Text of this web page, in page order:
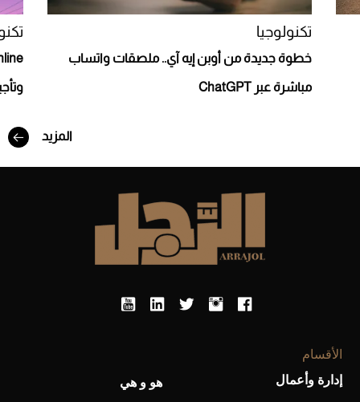
تكنولوجيا
خطوة جديدة من أوبن إيه آي.. ملصقات واتساب
مباشرة عبر ChatGPT
المزيد
الأقسام
إدارة وأعمال
هو و هي